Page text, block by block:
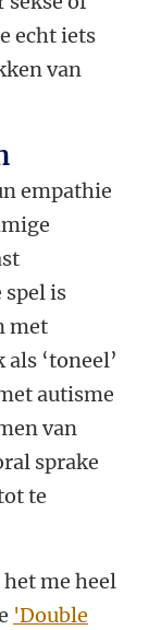
echt iets
van
empathie
spel is
met
‘toneel’
autisme
van
sprake
te
me heel
'Double